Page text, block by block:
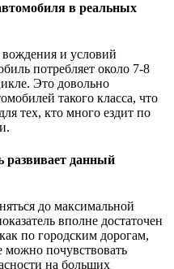
в реальных
вождения и условий
потребляет около 7-8
Это довольно
такого класса, что
тех, кто много ездит по
развивает данный
до максимальной
вполне достаточен
по городским дорогам,
можно почувствовать
на больших